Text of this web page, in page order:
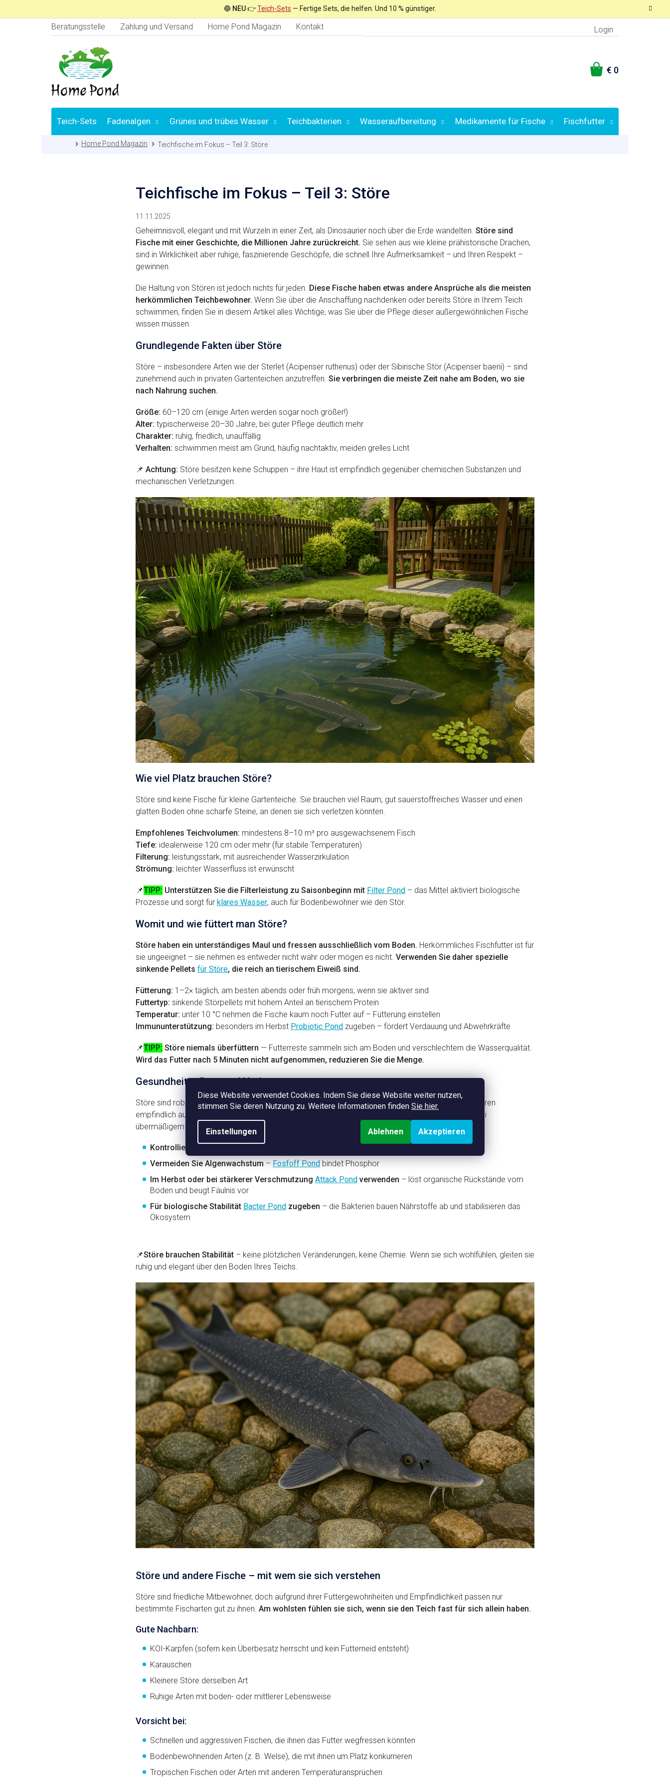
Diese Website verwendet Cookies. Indem Sie diese Website weiter nutzen,
stimmen Sie deren Nutzung zu. Weitere Informationen finden Sie hier.
Einstellungen Ablehnen Akzeptieren
🔵 NEU👉Teich-Sets — Fertige Sets, die helfen. Und 10 % günstiger.
Beratungsstelle Zahlung und Versand Home Pond Magazin Kontakt Login
WARENKORB
Teich-Sets Fadenalgen Grünes und trübes Wasser Teichbakterien Wasseraufbereitung Medikamente für Fische Fischfutter
Startseite
Home Pond Magazin Teichfische im Fokus – Teil 3: Störe
Teichfische im Fokus – Teil 3: Störe
11.11.2025
Geheimnisvoll, elegant und mit Wurzeln in einer Zeit, als Dinosaurier noch über die Erde wandelten. Störe sind
Fische mit einer Geschichte, die Millionen Jahre zurückreicht. Sie sehen aus wie kleine prähistorische Drachen,
sind in Wirklichkeit aber ruhige, faszinierende Geschöpfe, die schnell Ihre Aufmerksamkeit – und Ihren Respekt –
gewinnen.
Die Haltung von Stören ist jedoch nichts für jeden. Diese Fische haben etwas andere Ansprüche als die meisten
herkömmlichen Teichbewohner. Wenn Sie über die Anschaffung nachdenken oder bereits Störe in Ihrem Teich
schwimmen, finden Sie in diesem Artikel alles Wichtige, was Sie über die Pflege dieser außergewöhnlichen Fische
wissen müssen.
Grundlegende Fakten über Störe
Störe – insbesondere Arten wie der Sterlet (Acipenser ruthenus) oder der Sibirische Stör (Acipenser baerii) – sind
zunehmend auch in privaten Gartenteichen anzutreffen. Sie verbringen die meiste Zeit nahe am Boden, wo sie
nach Nahrung suchen.
Größe: 60–120 cm (einige Arten werden sogar noch größer!)
Alter: typischerweise 20–30 Jahre, bei guter Pflege deutlich mehr
Charakter: ruhig, friedlich, unauffällig
Verhalten: schwimmen meist am Grund, häufig nachtaktiv, meiden grelles Licht
📌 Achtung: Störe besitzen keine Schuppen – ihre Haut ist empfindlich gegenüber chemischen Substanzen und
mechanischen Verletzungen.
Wie viel Platz brauchen Störe?
Störe sind keine Fische für kleine Gartenteiche. Sie brauchen viel Raum, gut sauerstoffreiches Wasser und einen
glatten Boden ohne scharfe Steine, an denen sie sich verletzen könnten.
Empfohlenes Teichvolumen: mindestens 8–10 m³ pro ausgewachsenem Fisch
Tiefe: idealerweise 120 cm oder mehr (für stabile Temperaturen)
Filterung: leistungsstark, mit ausreichender Wasserzirkulation
Strömung: leichter Wasserfluss ist erwünscht
📌TIPP: Unterstützen Sie die Filterleistung zu Saisonbeginn mit Filter Pond – das Mittel aktiviert biologische
Prozesse und sorgt für klares Wasser, auch für Bodenbewohner wie den Stör.
Womit und wie füttert man Störe?
Störe haben ein unterständiges Maul und fressen ausschließlich vom Boden. Herkömmliches Fischfutter ist für
sie ungeeignet – sie nehmen es entweder nicht wahr oder mögen es nicht. Verwenden Sie daher spezielle
sinkende Pellets für Störe, die reich an tierischem Eiweiß sind.
Fütterung: 1–2× täglich, am besten abends oder früh morgens, wenn sie aktiver sind
Futtertyp: sinkende Störpellets mit hohem Anteil an tierischem Protein
Temperatur: unter 10 °C nehmen die Fische kaum noch Futter auf – Fütterung einstellen
Immununterstützung: besonders im Herbst Probiotic Pond zugeben – fördert Verdauung und Abwehrkräfte
📌TIPP: Störe niemals überfüttern — Futterreste sammeln sich am Boden und verschlechtern die Wasserqualität.
Wird das Futter nach 5 Minuten nicht aufgenommen, reduzieren Sie die Menge.
Gesundheitspflege und Vorbeugung
Störe sind robust, aber empfindlich gegenüber Wasserqualität. Sie haben keine Schuppen und reagieren
empfindlich auf Nitrite und Ammoniak. Schlechte Bedingungen, vor allem im heißen Sommer oder bei
übermäßigem Algenwachstum, machen ihnen schnell zu schaffen.
Kontrollieren Sie regelmäßig Wasserwerte (pH, Sauerstoff, Nitrit)
Vermeiden Sie Algenwachstum–Fosfoff Pondbindet Phosphor
Im Herbst oder bei stärkerer Verschmutzung Attack Pond verwenden – löst organische Rückstände vom
Boden und beugt Fäulnis vor
Für biologische Stabilität Bacter Pond zugeben – die Bakterien bauen Nährstoffe ab und stabilisieren das
Ökosystem
📌Störe brauchen Stabilität – keine plötzlichen Veränderungen, keine Chemie. Wenn sie sich wohlfühlen, gleiten sie
ruhig und elegant über den Boden Ihres Teichs.
Störe und andere Fische – mit wem sie sich verstehen
Störe sind friedliche Mitbewohner, doch aufgrund ihrer Futtergewohnheiten und Empfindlichkeit passen nur
bestimmte Fischarten gut zu ihnen. Am wohlsten fühlen sie sich, wenn sie den Teich fast für sich allein haben.
Gute Nachbarn:
KOI-Karpfen (sofern kein Überbesatz herrscht und kein Futterneid entsteht)
Karauschen
Kleinere Störe derselben Art
Ruhige Arten mit boden- oder mittlerer Lebensweise
Vorsicht bei:
Schnellen und aggressiven Fischen, die ihnen das Futter wegfressen könnten
Bodenbewohnenden Arten (z. B. Welse), die mit ihnen um Platz konkurrieren
Tropischen Fischen oder Arten mit anderen Temperaturansprüchen